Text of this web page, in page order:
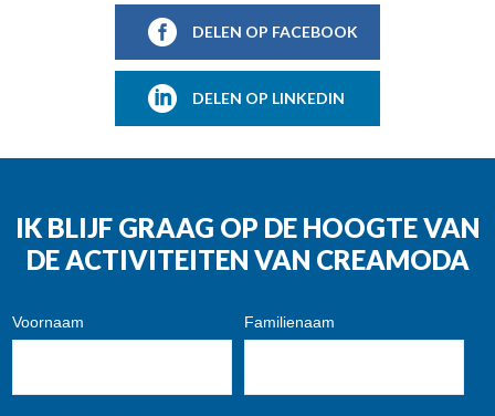
DELEN OP FACEBOOK
DELEN OP LINKEDIN
IK BLIJF GRAAG OP DE HOOGTE VAN
DE ACTIVITEITEN VAN CREAMODA
Voornaam Familienaam